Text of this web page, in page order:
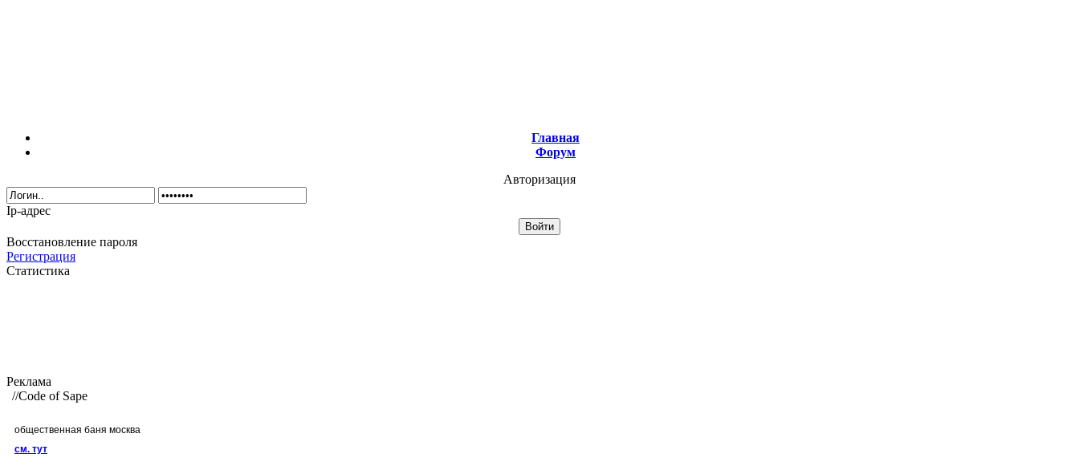
Главная
Форум
Авторизация
Ip-адрес
Восстановление пароля
Регистрация
Статистика
Реклама
//Code of Sape
общественная баня москва
см. тут